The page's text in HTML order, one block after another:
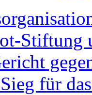
Stiftung
für